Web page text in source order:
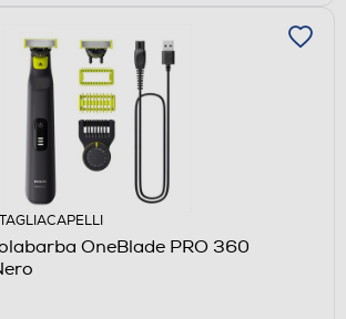
OneBlade PRO 360